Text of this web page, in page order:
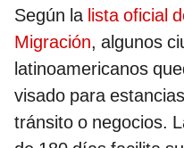
Según la lista oficial
Migración, algunos
latinoamericanos
visado para
tránsito o negocios.